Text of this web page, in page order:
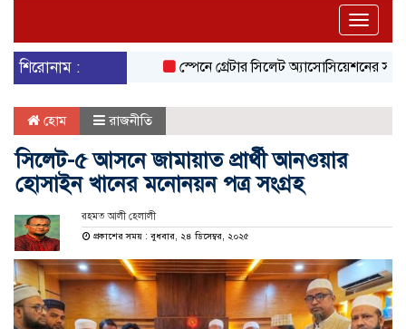
Toggle
শিরোনাম :
স্পেনে গ্রেটার সিলেট অ্যাসোসিয়েশনের
হোম রাজনীতি
সিলেট-৫ আসনে জামায়াত প্রার্থী আনওয়ার
হোসাইন খানের মনোনয়ন পত্র সংগ্রহ
রহমত আলী হেলালী
প্রকাশের সময় : বুধবার, ২৪ ডিসেম্বর, ২০২৫